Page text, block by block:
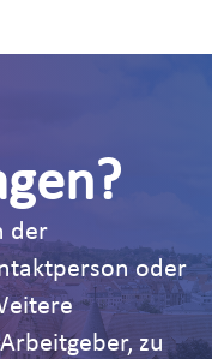
der
oder
zu